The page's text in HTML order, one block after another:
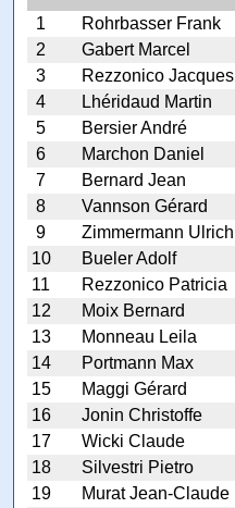
1 Rohrbasser Frank
2
Gabert Marcel
3
Rezzonico Jacques
4
Lhéridaud Martin
5
Bersier André
6
Marchon Daniel
7
Bernard Jean
8
Vannson Gérard
9
Zimmermann Ulrich
10
Bueler Adolf
11
Rezzonico Patricia
12
Moix Bernard
13
Monneau Leila
14
Portmann Max
15
Maggi Gérard
16
Jonin Christoffe
17
Wicki Claude
18
Silvestri Pietro
19
Murat Jean-Claude